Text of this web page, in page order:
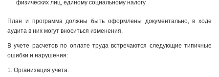
физических лиц, единому социальному налогу.
План и программа должны быть оформлены документально, в ходе
аудита в них могут вноситься изменения.
В учете расчетов по оплате труда встречаются следующие типичные
ошибки и нарушения:
1. Организация учета: